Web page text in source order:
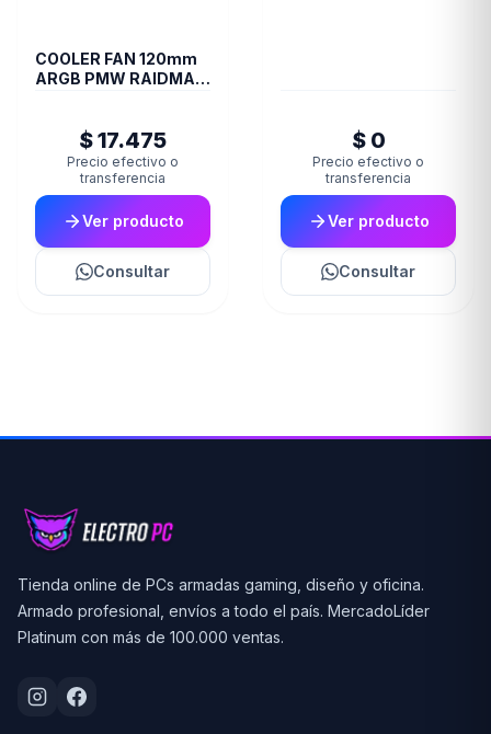
COOLER FAN 120mm
ARGB PMW RAIDMAX
$ 17.475
Precio efectivo o
transferencia
Ver producto
Consultar
$ 0
Precio efectivo o
transferencia
Ver producto
Consultar
Tienda online de PCs armadas gaming, diseño y oficina.
Armado profesional, envíos a todo el país. MercadoLíder
Platinum con más de 100.000 ventas.